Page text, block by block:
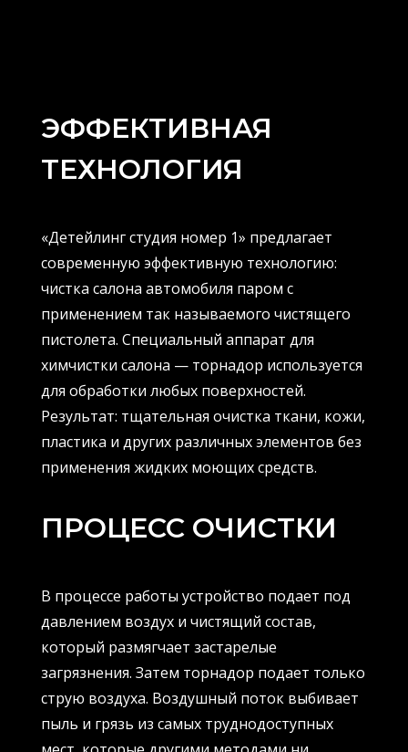
ЭФФЕКТИВНАЯ
ТЕХНОЛОГИЯ
«Детейлинг студия номер 1» предлагает
современную эффективную технологию:
чистка салона автомобиля паром с
применением так называемого чистящего
пистолета. Специальный аппарат для
химчистки салона — торнадор используется
для обработки любых поверхностей.
Результат: тщательная очистка ткани, кожи,
пластика и других различных элементов без
применения жидких моющих средств.
ПРОЦЕСС ОЧИСТКИ
В процессе работы устройство подает под
давлением воздух и чистящий состав,
который размягчает застарелые
загрязнения. Затем торнадор подает только
струю воздуха. Воздушный поток выбивает
пыль и грязь из самых труднодоступных